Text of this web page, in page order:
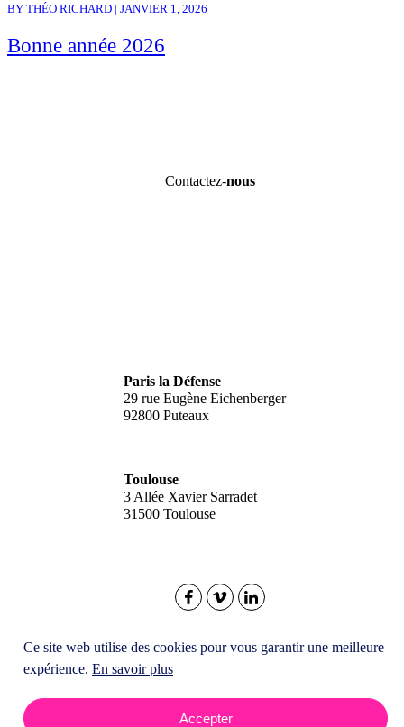
Ce site web utilise des cookies pour vous garantir une meilleure
expérience. En savoir plus
Accepter
BY THÉO RICHARD | JANVIER 1, 2026
Bonne année 2026
Contactez-nous
Paris la Défense
29 rue Eugène Eichenberger
92800 Puteaux
Toulouse
3 Allée Xavier Sarradet
31500 Toulouse
Mentions LégalesCGV